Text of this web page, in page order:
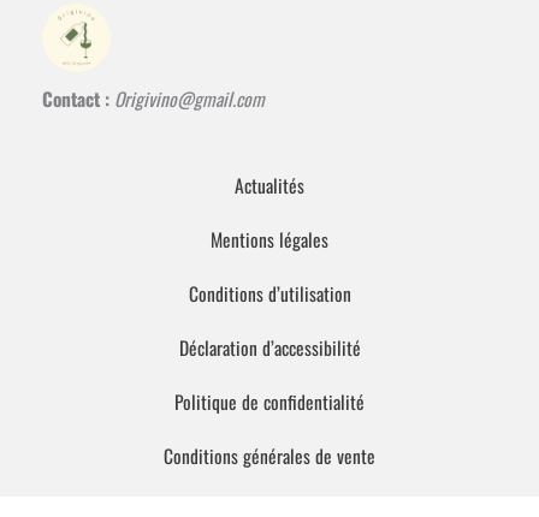
Contact : Origivino@gmail.com
Actualités
Mentions légales
Conditions d’utilisation
Déclaration d’accessibilité
Politique de confidentialité
Conditions générales de vente